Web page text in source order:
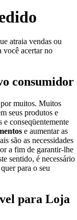
atraia vendas ou
você acertar no
consumidor
muitos. Muitos
seus produtos e
e conseqüentemente
e aumentar as
são as necessidades
a fim de garantir-lhe
sentido, é necessário
para o seu
para Loja